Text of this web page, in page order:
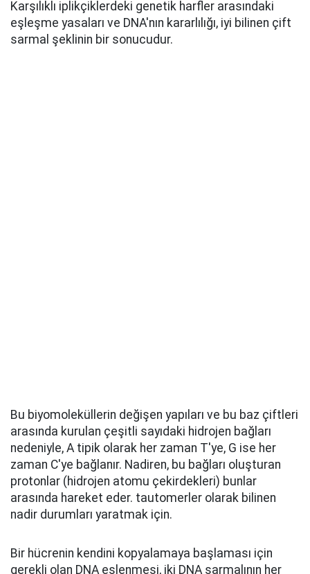
Karşılıklı iplikçiklerdeki genetik harfler arasındaki
eşleşme yasaları ve DNA'nın kararlılığı, iyi bilinen çift
sarmal şeklinin bir sonucudur.
Bu biyomoleküllerin değişen yapıları ve bu baz çiftleri
arasında kurulan çeşitli sayıdaki hidrojen bağları
nedeniyle, A tipik olarak her zaman T'ye, G ise her
zaman C'ye bağlanır. Nadiren, bu bağları oluşturan
protonlar (hidrojen atomu çekirdekleri) bunlar
arasında hareket eder. tautomerler olarak bilinen
nadir durumları yaratmak için.
Bir hücrenin kendini kopyalamaya başlaması için
gerekli olan DNA eşlenmesi, iki DNA sarmalının her